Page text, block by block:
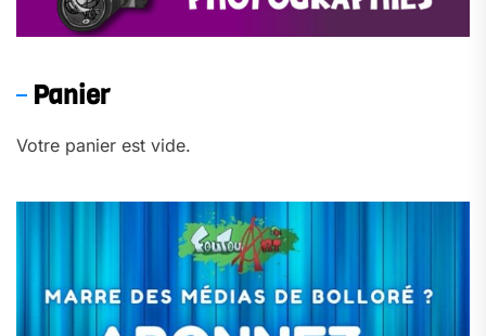
Panier
Votre panier est vide.